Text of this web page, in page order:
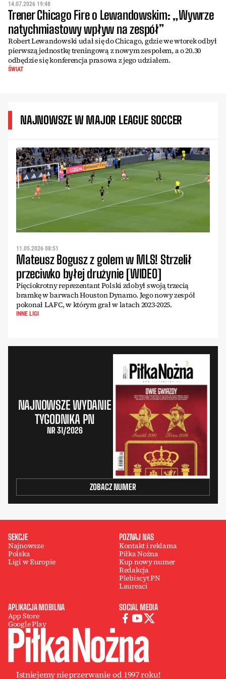
14.07.2026 19:48
Trener Chicago Fire o Lewandowskim: „Wywrze
natychmiastowy wpływ na zespół”
Robert Lewandowski udał się do Chicago, gdzie we wtorek odbył
pierwszą jednostkę treningową z nowym zespołem, a o 20.30
odbędzie się konferencja prasowa z jego udziałem.
ŚWIAT
NAJNOWSZE W MAJOR LEAGUE SOCCER
11.05.2026 08:51
Mateusz Bogusz z golem w MLS! Strzelił
przeciwko byłej drużynie [WIDEO]
Pięciokrotny reprezentant Polski zdobył swoją trzecią
bramkę w barwach Houston Dynamo. Jego nowy zespół
pokonał LAFC, w którym grał w latach 2023-2025.
INNE LIGI
NAJNOWSZE WYDANIE
TYGODNIKA PN
NR 31/2026
ZOBACZ NUMER
SEKCJE
Najnowsze
Polska
Ligi w Europie
POZNAJ NAS
Kontakt i reklama
Piłka Nożna
Kup nowy numer
Redakcja
Plebiscyt PN
Laureaci
APLIKACJA MOBILNA
App Store
Google Play
SOCIAL MEDIA
Istniejemy nieprzerwanie od 1997 roku!